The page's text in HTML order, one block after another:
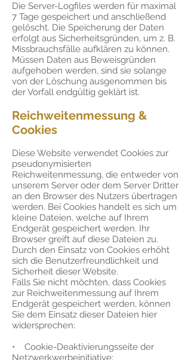
Die Server-Logfiles werden für maximal
7 Tage gespeichert und anschließend
gelöscht. Die Speicherung der Daten
erfolgt aus Sicherheitsgründen, um z. B.
Missbrauchsfälle aufklären zu können.
Müssen Daten aus Beweisgründen
aufgehoben werden, sind sie solange
von der Löschung ausgenommen bis
der Vorfall endgültig geklärt ist.
Reichweitenmessung &
Cookies
Diese Website verwendet Cookies zur
pseudonymisierten
Reichweitenmessung, die entweder von
unserem Server oder dem Server Dritter
an den Browser des Nutzers übertragen
werden. Bei Cookies handelt es sich um
kleine Dateien, welche auf Ihrem
Endgerät gespeichert werden. Ihr
Browser greift auf diese Dateien zu.
Durch den Einsatz von Cookies erhöht
sich die Benutzerfreundlichkeit und
Sicherheit dieser Website.
Falls Sie nicht möchten, dass Cookies
zur Reichweitenmessung auf Ihrem
Endgerät gespeichert werden, können
Sie dem Einsatz dieser Dateien hier
widersprechen:
• Cookie-Deaktivierungsseite der
Netzwerkwerbeinitiative: